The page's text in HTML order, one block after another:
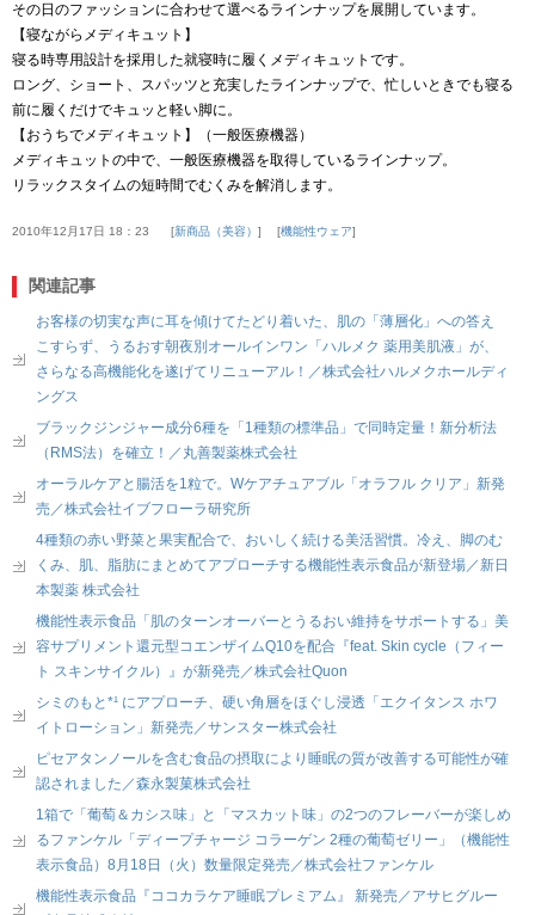
その日のファッションに合わせて選べるラインナップを展開しています。
【寝ながらメディキュット】
寝る時専用設計を採用した就寝時に履くメディキュットです。
ロング、ショート、スパッツと充実したラインナップで、忙しいときでも寝る
前に履くだけでキュッと軽い脚に。
【おうちでメディキュット】（一般医療機器）
メディキュットの中で、一般医療機器を取得しているラインナップ。
リラックスタイムの短時間でむくみを解消します。
2010年12月17日 18：23 新商品（美容） 機能性ウェア
関連記事
お客様の切実な声に耳を傾けてたどり着いた、肌の「薄層化」への答え
こすらず、うるおす朝夜別オールインワン「ハルメク 薬用美肌液」が、
さらなる高機能化を遂げてリニューアル！／株式会社ハルメクホールディ
ングス
ブラックジンジャー成分6種を「1種類の標準品」で同時定量！新分析法
（RMS法）を確立！／丸善製薬株式会社
オーラルケアと腸活を1粒で。Wケアチュアブル「オラフル クリア」新発
売／株式会社イブフローラ研究所
4種類の赤い野菜と果実配合で、おいしく続ける美活習慣。冷え、脚のむ
くみ、肌、脂肪にまとめてアプローチする機能性表示食品が新登場／新日
本製薬 株式会社
機能性表示食品「肌のターンオーバーとうるおい維持をサポートする」美
容サプリメント還元型コエンザイムQ10を配合『feat. Skin cycle（フィー
ト スキンサイクル）』が新発売／株式会社Quon
シミのもと*¹ にアプローチ、硬い角層をほぐし浸透「エクイタンス ホワ
イトローション」新発売／サンスター株式会社
ピセアタンノールを含む食品の摂取により睡眠の質が改善する可能性が確
認されました／森永製菓株式会社
1箱で「葡萄＆カシス味」と「マスカット味」の2つのフレーバーが楽しめ
るファンケル「ディープチャージ コラーゲン 2種の葡萄ゼリー」（機能性
表示食品）8月18日（火）数量限定発売／株式会社ファンケル
機能性表示食品『ココカラケア睡眠プレミアム』 新発売／アサヒグルー